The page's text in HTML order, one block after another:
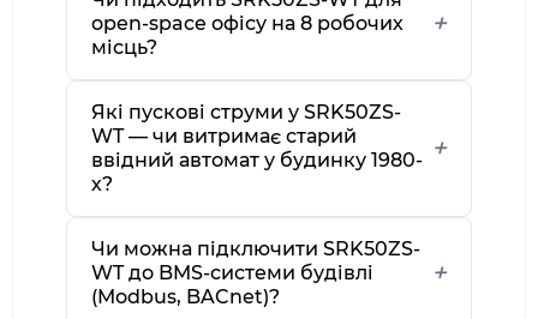
open-space офісу на 8 робочих
місць?
Які пускові струми у SRK50ZS-
WT — чи витримає старий
ввідний автомат у будинку 1980-
х?
Чи можна підключити SRK50ZS-
WT до BMS-системи будівлі
(Modbus, BACnet)?